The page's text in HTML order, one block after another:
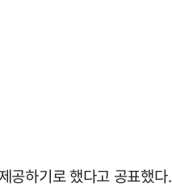
공하기로 했다고 공표했다.